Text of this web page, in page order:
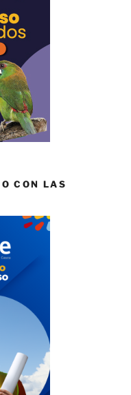
CON LAS